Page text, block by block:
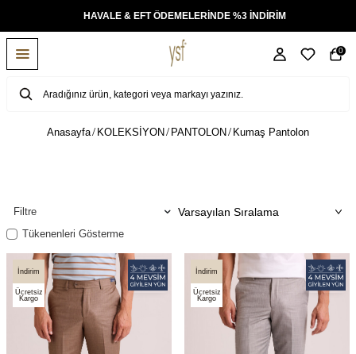
HAVALE & EFT ÖDEMELERİNDE %3 İNDİRİM
0
Anasayfa KOLEKSİYON PANTOLON Kumaş Pantolon
Filtre
Tükenenleri Gösterme
İndirim
Ücretsiz
Kargo
İndirim
Ücretsiz
Kargo